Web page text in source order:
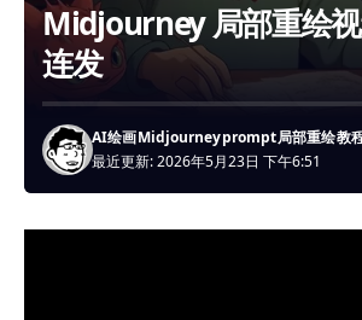
Midjourney 局部重绘
连发
最近更新: 2026年5月23日 下午6:51
AI绘画Midjourneyprompt局部重绘教